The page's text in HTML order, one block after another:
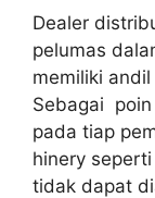
Dealer
pelumas
memiliki andil
Sebagai
pada tiap
hinery
tidak dapat